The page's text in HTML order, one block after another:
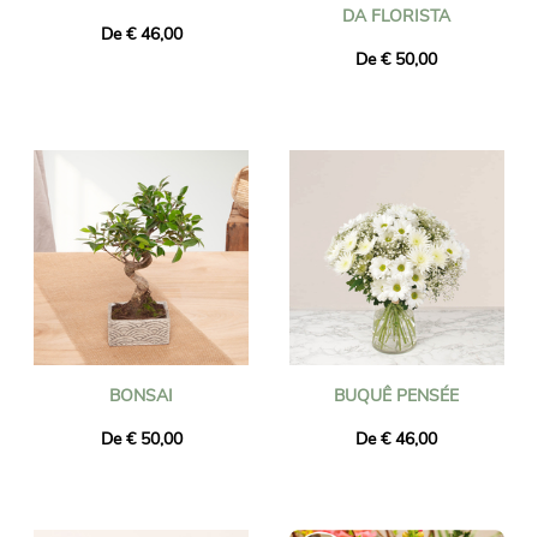
De € 46,00
DA FLORISTA
De € 50,00
BONSAI
De € 50,00
BUQUÊ PENSÉE
De € 46,00